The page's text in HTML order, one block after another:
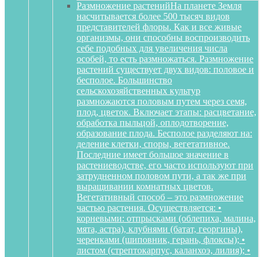
Размножение растенийНа планете Земля
насчитывается более 500 тысяч видов
представителей флоры. Как и все живые
организмы, они способны воспроизводить
себе подобных для увеличения числа
особей, то есть размножаться. Размножение
растений существует двух видов: половое и
бесполое. Большинство
сельскохозяйственных культур
размножаются половым путем через семя,
плод, цветок. Включает этапы: расцветание,
обработка пыльцой, оплодотворение,
образование плода. Бесполое разделяют на:
деление клетки, споры, вегетативное.
Последние имеет большое значение в
растениеводстве, его часто используют при
затрудненном половом пути, а так же при
выращивании комнатных цветов.
Вегетативный способ – это размножение
частью растения. Осуществляется: •
корневыми: отпрысками (облепиха, малина,
мята, астра), клубнями (батат, георгины),
черенками (шиповник, герань, флоксы); •
листом (стрептокарпус, каланхоэ, лилия); •